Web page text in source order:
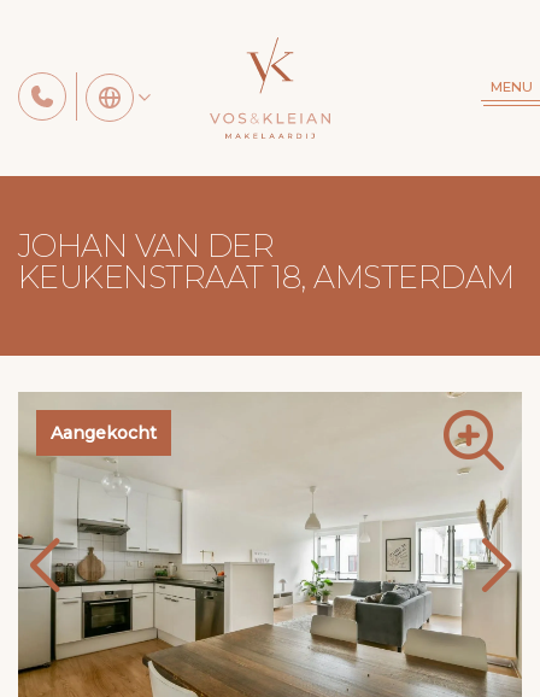
MENU
JOHAN VAN DER
KEUKENSTRAAT 18, AMSTERDAM
Aangekocht